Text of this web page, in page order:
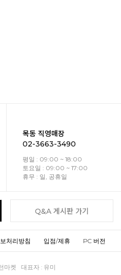
목동 직영매장
02-3663-3490
평일 : 09:00 ~ 18:00
토요일 : 09:00 ~ 17:00
휴무 : 일, 공휴일
Q&A 게시판 가기
처리방침 입점/제휴 PC 버전
마켓 대표자 : 유미